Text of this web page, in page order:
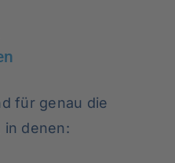
für genau die
in denen: